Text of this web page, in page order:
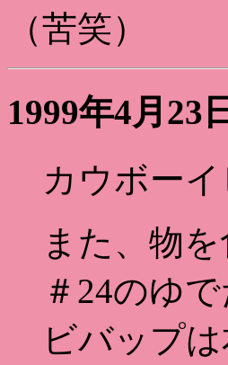
（苦笑）
1999年4月23
カウボーイ
また、物を
＃24のゆで
ビバップは